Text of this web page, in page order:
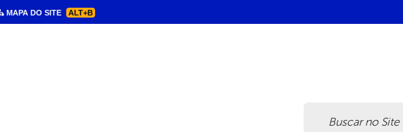
MAPA DO SITE ALT+B